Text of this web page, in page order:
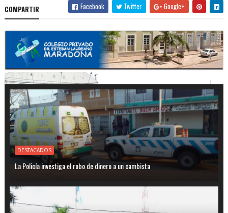
COMPARTIR Facebook Twitter Google+
DESTACADOS
La Policía investiga el robo de dinero a un cambista